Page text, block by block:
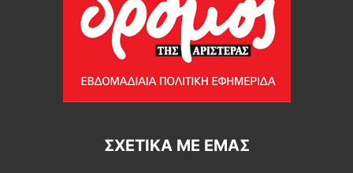
ΣΧΕΤΙΚΆ ΜΕ ΕΜΆΣ